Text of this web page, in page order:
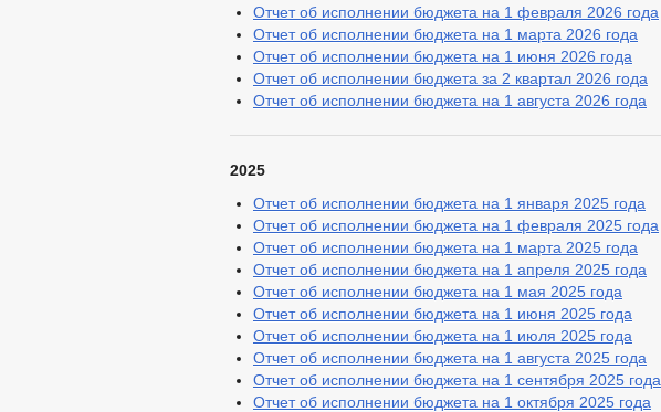
Отчет об исполнении бюджета на 1 февраля 2026 года
Отчет об исполнении бюджета на 1 марта 2026 года
Отчет об исполнении бюджета на 1 июня 2026 года
Отчет об исполнении бюджета за 2 квартал 2026 года
Отчет об исполнении бюджета на 1 августа 2026 года
2025
Отчет об исполнении бюджета на 1 января 2025 года
Отчет об исполнении бюджета на 1 февраля 2025 года
Отчет об исполнении бюджета на 1 марта 2025 года
Отчет об исполнении бюджета на 1 апреля 2025 года
Отчет об исполнении бюджета на 1 мая 2025 года
Отчет об исполнении бюджета на 1 июня 2025 года
Отчет об исполнении бюджета на 1 июля 2025 года
Отчет об исполнении бюджета на 1 августа 2025 года
Отчет об исполнении бюджета на 1 сентября 2025 года
Отчет об исполнении бюджета на 1 октября 2025 года